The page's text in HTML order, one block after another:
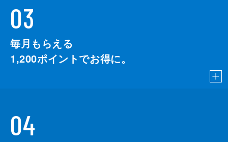
03
毎月もらえる
1,200ポイントでお得に。
04